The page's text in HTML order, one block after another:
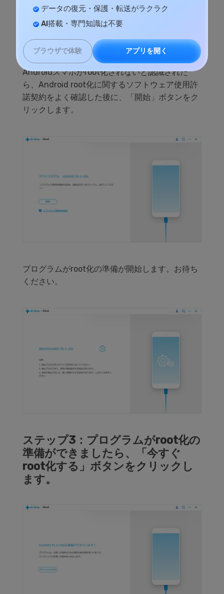
データの復元・保護・転送がラクラク
AI搭載・専門知識は不要
ブラウザで体験 アプリを開く
Androidスマホがroot化されないと認識された
ら、Android root化に関するソフトウェア使用許
諾契約をよく確認した後に、「開始」ボタンをク
リックします。
プログラムがroot化の準備が開始します。お待ち
ください。
ステップ3：プログラムがroot化の
準備ができましたら、「今すぐ
root化する」ボタンをクリックし
ます。